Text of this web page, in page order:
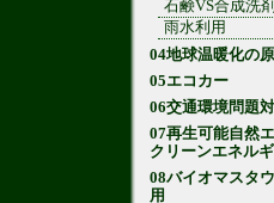
石鹸VS合成洗剤
雨水利用
04地球温暖化の
05エコカー
06交通環境問題
07再生可能自然
クリーンエネル
08バイオマスタ
用